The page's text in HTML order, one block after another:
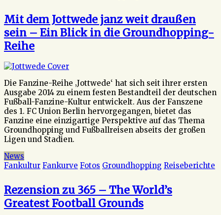
Mit dem Jottwede janz weit draußen
sein – Ein Blick in die Groundhopping-
Reihe
Die Fanzine-Reihe ‚Jottwede‘ hat sich seit ihrer ersten
Ausgabe 2014 zu einem festen Bestandteil der deutschen
Fußball-Fanzine-Kultur entwickelt. Aus der Fanszene
des 1. FC Union Berlin hervorgegangen, bietet das
Fanzine eine einzigartige Perspektive auf das Thema
Groundhopping und Fußballreisen abseits der großen
Ligen und Stadien.
News
Fankultur Fankurve Fotos Groundhopping Reiseberichte
Rezension zu 365 – The World’s
Greatest Football Grounds